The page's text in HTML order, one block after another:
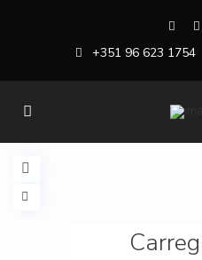
+351 96 623 1754